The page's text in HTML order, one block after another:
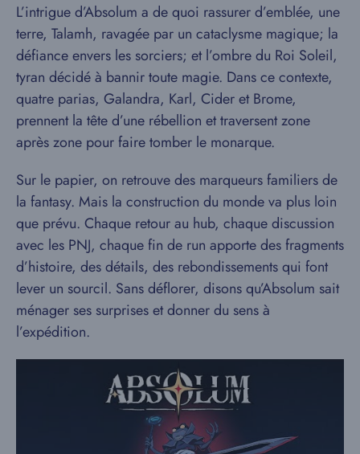
L’intrigue d’Absolum a de quoi rassurer d’emblée, une
terre, Talamh, ravagée par un cataclysme magique; la
défiance envers les sorciers; et l’ombre du Roi Soleil,
tyran décidé à bannir toute magie. Dans ce contexte,
quatre parias, Galandra, Karl, Cider et Brome,
prennent la tête d’une rébellion et traversent zone
après zone pour faire tomber le monarque.
Sur le papier, on retrouve des marqueurs familiers de
la fantasy. Mais la construction du monde va plus loin
que prévu. Chaque retour au hub, chaque discussion
avec les PNJ, chaque fin de run apporte des fragments
d’histoire, des détails, des rebondissements qui font
lever un sourcil. Sans déflorer, disons qu’Absolum sait
ménager ses surprises et donner du sens à
l’expédition.